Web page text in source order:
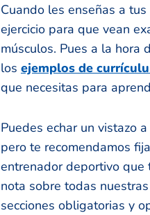
Cuando les enseñas a
ejercicio para que vean
músculos. Pues a la hora
los ejemplos de
que necesitas para
Puedes echar un vistazo
pero te recomendamos
entrenador deportivo que
nota sobre todas
secciones obligatorias y